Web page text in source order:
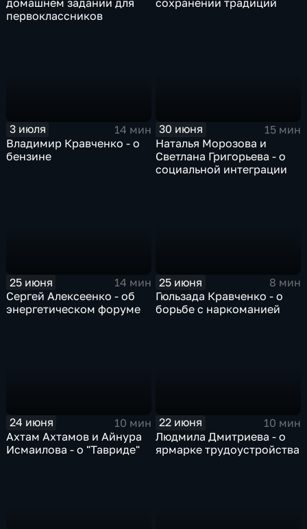
домашнем задании для
первоклассников
сохранении традиций
3 июля
14 мин
Владимир Кравченко - о
бензине
30 июня
15 мин
Наталья Морозова и
Светлана Григорьева - о
социальной интеграции
25 июня
14 мин
Сергей Алексеенко - об
энергетическом форуме
25 июня
8 мин
Гюльзада Кравченко - о
борьбе с наркоманией
24 июня
10 мин
Ахтам Ахтамов и Айнура
Исмаилова - о "Тавриде"
22 июня
10 мин
Людмила Дмитриева - о
ярмарке трудоустройства